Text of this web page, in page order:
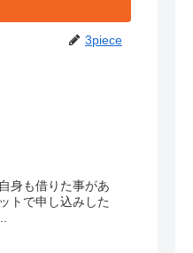
3piece
身も借りた事があ
トで申し込みした